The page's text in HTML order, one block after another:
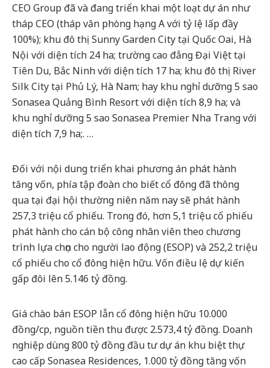
CEO Group đã và đang triển khai một loạt dự án như
tháp CEO (tháp văn phòng hạng A với tỷ lệ lấp đầy
100%); khu đô thị Sunny Garden City tại Quốc Oai, Hà
Nội với diện tích 24 ha; trường cao đẳng Đại Việt tại
Tiên Du, Bắc Ninh với diện tích 17 ha; khu đô thị River
Silk City tại Phủ Lý, Hà Nam; hay khu nghỉ dưỡng 5 sao
Sonasea Quảng Bình Resort với diện tích 8,9 ha; và
khu nghỉ dưỡng 5 sao Sonasea Premier Nha Trang với
diện tích 7,9 ha;. …
Đối với nội dung triển khai phương án phát hành
tăng vốn, phía tập đoàn cho biết cổ đông đã thông
qua tại đại hội thường niên năm nay sẽ phát hành
257,3 triệu cổ phiếu. Trong đó, hơn 5,1 triệu cổ phiếu
phát hành cho cán bộ công nhân viên theo chương
trình lựa chọn cho người lao động (ESOP) và 252,2 triệu
cổ phiếu cho cổ đông hiện hữu. Vốn điều lệ dự kiến
gấp đôi lên 5.146 tỷ đồng.
Giá chào bán ESOP lẫn cổ đông hiện hữu 10.000
đồng/cp, nguồn tiền thu được 2.573,4 tỷ đồng. Doanh
nghiệp dùng 800 tỷ đồng đầu tư dự án khu biệt thự
cao cấp Sonasea Residences, 1.000 tỷ đồng tăng vốn